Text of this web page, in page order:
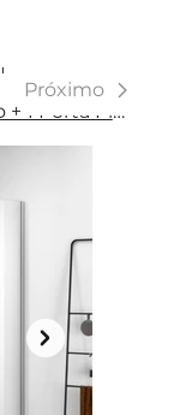
Florença c/ Lateral Fixa - 1 Fixo + 1 Porta Pivot + Lateral Fixa
Próximo